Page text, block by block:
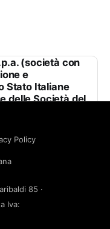
(società con
e
Stato Italiane
delle Società del
Unico Soggetta
Ferrovie Dello
delle
7
Policy
85 ·
Iva: